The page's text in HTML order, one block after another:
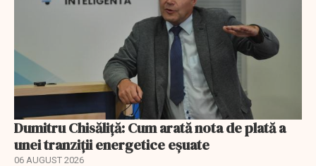
Dumitru Chisăliță: Cum arată nota de plată a
unei tranziții energetice eșuate
06 AUGUST 2026